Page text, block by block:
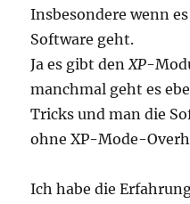
Insbesondere wenn
Software geht.
Ja es gibt denXP-
manchmal geht es
Tricks und man die
ohne XP-Mode-
Ich habe die